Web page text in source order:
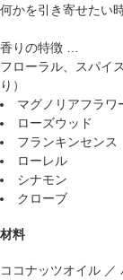
何かを引き寄せたい
香りの特徴 …
フローラル、スパイ
り）
マグノリアフラワ
ローズウッド
フランキンセンス
ローレル
シナモン
クローブ
材料
ココナッツオイル